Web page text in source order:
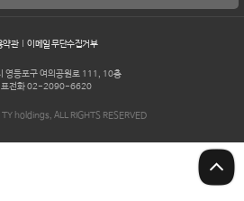
약관 이메일 무단수집거부
영등포구 여의공원로 111, 10층
전화02-2090-6620
holdings, ALL RIGHTS RESERVED